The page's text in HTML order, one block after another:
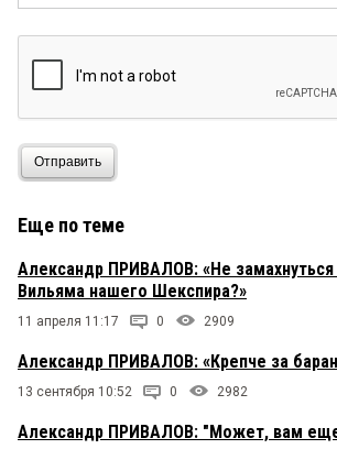
Отправить
Еще по теме
Александр ПРИВАЛОВ: «Не
Вильяма нашего Шекспира?»
11 апреля 11:17 0 2909
Александр ПРИВАЛОВ: «Крепче за
13 сентября 10:52 0 2982
Александр ПРИВАЛОВ: "Может, вам